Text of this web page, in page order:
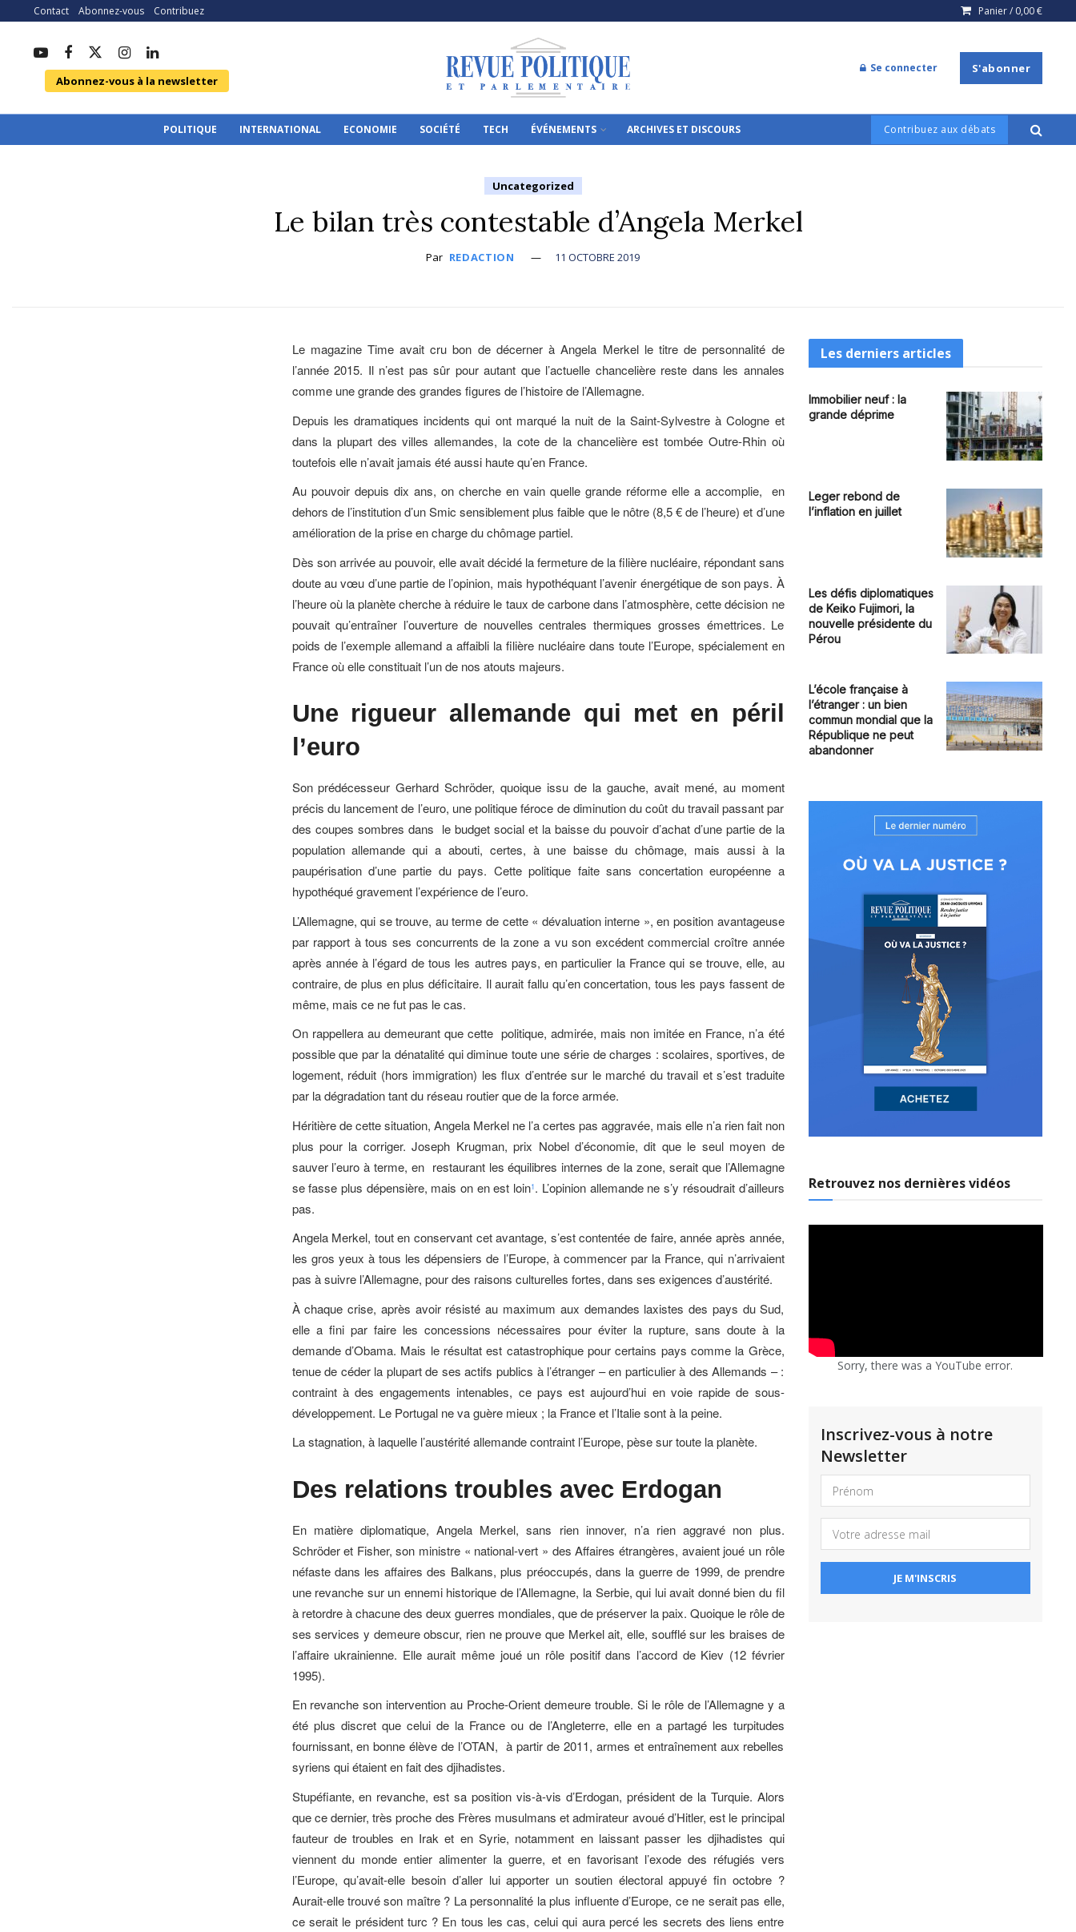
Contact Abonnez-vous Contribuez Panier / 0,00€
Abonnez-vous à la newsletter
Se connecter S'abonner
POLITIQUE INTERNATIONAL ECONOMIE SOCIÉTÉ TECH ÉVÉNEMENTS ARCHIVES ET DISCOURS Contribuez aux débats
Uncategorized
Le bilan très contestable d’Angela Merkel
Par REDACTION 11 OCTOBRE 2019
Le magazine Time avait cru bon de décerner à Angela Merkel le titre de personnalité de
l’année 2015. Il n’est pas sûr pour autant que l’actuelle chancelière reste dans les annales
comme une grande des grandes figures de l’histoire de l’Allemagne.
Depuis les dramatiques incidents qui ont marqué la nuit de la Saint-Sylvestre à Cologne et
dans la plupart des villes allemandes, la cote de la chancelière est tombée Outre-Rhin où
toutefois elle n’avait jamais été aussi haute qu’en France.
Au pouvoir depuis dix ans, on cherche en vain quelle grande réforme elle a accomplie, en
dehors de l’institution d’un Smic sensiblement plus faible que le nôtre (8,5 € de l’heure) et d’une
amélioration de la prise en charge du chômage partiel.
Dès son arrivée au pouvoir, elle avait décidé la fermeture de la filière nucléaire, répondant sans
doute au vœu d’une partie de l’opinion, mais hypothéquant l’avenir énergétique de son pays. À
l’heure où la planète cherche à réduire le taux de carbone dans l’atmosphère, cette décision ne
pouvait qu’entraîner l’ouverture de nouvelles centrales thermiques grosses émettrices. Le
poids de l’exemple allemand a affaibli la filière nucléaire dans toute l’Europe, spécialement en
France où elle constituait l’un de nos atouts majeurs.
Une rigueur allemande qui met en péril
l’euro
Son prédécesseur Gerhard Schröder, quoique issu de la gauche, avait mené, au moment
précis du lancement de l’euro, une politique féroce de diminution du coût du travail passant par
des coupes sombres dans le budget social et la baisse du pouvoir d’achat d’une partie de la
population allemande qui a abouti, certes, à une baisse du chômage, mais aussi à la
paupérisation d’une partie du pays. Cette politique faite sans concertation européenne a
hypothéqué gravement l’expérience de l’euro.
L’Allemagne, qui se trouve, au terme de cette « dévaluation interne », en position avantageuse
par rapport à tous ses concurrents de la zone a vu son excédent commercial croître année
après année à l’égard de tous les autres pays, en particulier la France qui se trouve, elle, au
contraire, de plus en plus déficitaire. Il aurait fallu qu’en concertation, tous les pays fassent de
même, mais ce ne fut pas le cas.
On rappellera au demeurant que cette politique, admirée, mais non imitée en France, n’a été
possible que par la dénatalité qui diminue toute une série de charges : scolaires, sportives, de
logement, réduit (hors immigration) les flux d’entrée sur le marché du travail et s’est traduite
par la dégradation tant du réseau routier que de la force armée.
Héritière de cette situation, Angela Merkel ne l’a certes pas aggravée, mais elle n’a rien fait non
plus pour la corriger. Joseph Krugman, prix Nobel d’économie, dit que le seul moyen de
sauver l’euro à terme, en restaurant les équilibres internes de la zone, serait que l’Allemagne
se fasse plus dépensière, mais on en est loin1. L’opinion allemande ne s’y résoudrait d’ailleurs
pas.
Angela Merkel, tout en conservant cet avantage, s’est contentée de faire, année après année,
les gros yeux à tous les dépensiers de l’Europe, à commencer par la France, qui n’arrivaient
pas à suivre l’Allemagne, pour des raisons culturelles fortes, dans ses exigences d’austérité.
À chaque crise, après avoir résisté au maximum aux demandes laxistes des pays du Sud,
elle a fini par faire les concessions nécessaires pour éviter la rupture, sans doute à la
demande d’Obama. Mais le résultat est catastrophique pour certains pays comme la Grèce,
tenue de céder la plupart de ses actifs publics à l’étranger – en particulier à des Allemands – :
contraint à des engagements intenables, ce pays est aujourd’hui en voie rapide de sous-
développement. Le Portugal ne va guère mieux ; la France et l’Italie sont à la peine.
La stagnation, à laquelle l’austérité allemande contraint l’Europe, pèse sur toute la planète.
Des relations troubles avec Erdogan
En matière diplomatique, Angela Merkel, sans rien innover, n’a rien aggravé non plus.
Schröder et Fisher, son ministre « national-vert » des Affaires étrangères, avaient joué un rôle
néfaste dans les affaires des Balkans, plus préoccupés, dans la guerre de 1999, de prendre
une revanche sur un ennemi historique de l’Allemagne, la Serbie, qui lui avait donné bien du fil
à retordre à chacune des deux guerres mondiales, que de préserver la paix. Quoique le rôle de
ses services y demeure obscur, rien ne prouve que Merkel ait, elle, soufflé sur les braises de
l’affaire ukrainienne. Elle aurait même joué un rôle positif dans l’accord de Kiev (12 février
1995).
En revanche son intervention au Proche-Orient demeure trouble. Si le rôle de l’Allemagne y a
été plus discret que celui de la France ou de l’Angleterre, elle en a partagé les turpitudes
fournissant, en bonne élève de l’OTAN, à partir de 2011, armes et entraînement aux rebelles
syriens qui étaient en fait des djihadistes.
Stupéfiante, en revanche, est sa position vis-à-vis d’Erdogan, président de la Turquie. Alors
que ce dernier, très proche des Frères musulmans et admirateur avoué d’Hitler, est le principal
fauteur de troubles en Irak et en Syrie, notamment en laissant passer les djihadistes qui
viennent du monde entier alimenter la guerre, et en favorisant l’exode des réfugiés vers
l’Europe, qu’avait-elle besoin d’aller lui apporter un soutien électoral appuyé fin octobre ?
Aurait-elle trouvé son maître ? La personnalité la plus influente d’Europe, ce ne serait pas elle,
ce serait le président turc ? En tous les cas, celui qui aura percé les secrets des liens entre
Les derniers articles
Immobilier neuf : la
grande déprime
Leger rebond de
l’inflation en juillet
Les défis diplomatiques
de Keiko Fujimori, la
nouvelle présidente du
Pérou
L’école française à
l’étranger : un bien
commun mondial que la
République ne peut
abandonner
Retrouvez nos dernières vidéos
Sorry, there was a YouTube error.
Inscrivez-vous à notre
Newsletter